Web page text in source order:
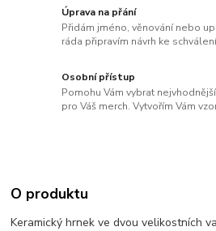
Úprava na přání
Přidám jméno, věnování nebo
ráda připravím návrh ke
Osobní přístup
Pomohu Vám vybrat
pro Váš merch. Vytvořím Vám
O produktu
Keramický hrnek ve dvou velikostních